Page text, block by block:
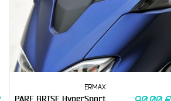
ERMAX
PARE BRISE HyperSport